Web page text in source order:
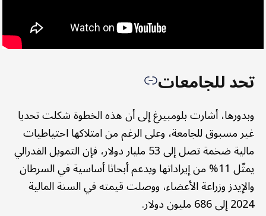
تحد للجامعات
وبدورها، أشارت بلومبيرغ إلى أن هذه الخطوة شكلت تحديا
غير مسبوق للجامعة، وعلى الرغم من امتلاكها احتياطيات
مالية ضخمة تصل إلى 53 مليار دولار، فإن التمويل الفدرالي
يمثّل 11% من إيراداتها ويدعم أبحاثا أساسية في السرطان
والإيدز وزراعة الأعضاء، ووصلت قيمته في السنة المالية
2024 إلى 686 مليون دولار.